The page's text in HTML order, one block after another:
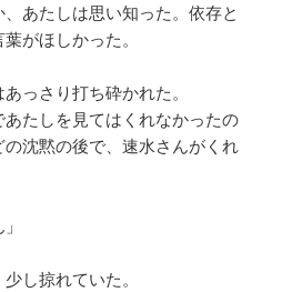
あたしは思い知った。依存と
がほしかった。
っさり打ち砕かれた。
たしを見てはくれなかったの
沈黙の後で、速水さんがくれ
し掠れていた。